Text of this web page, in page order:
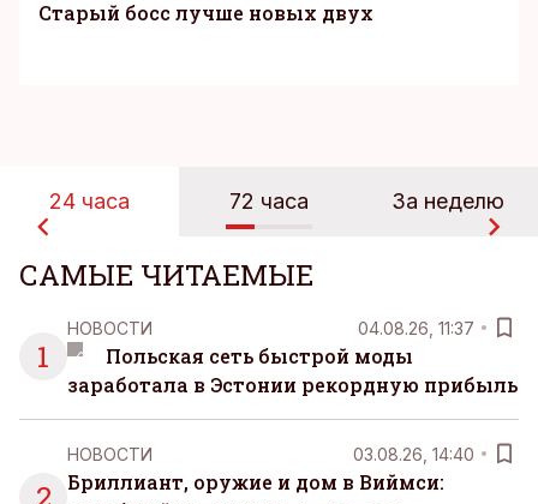
Старый босс лучше новых двух
24 часа 72 часа За неделю
САМЫЕ ЧИТАЕМЫЕ
1
НОВОСТИ 04.08.26, 11:37
Польская сеть быстрой моды
заработала в Эстонии рекордную прибыль
НОВОСТИ 03.08.26, 14:40
Бриллиант, оружие и дом в Виймси: